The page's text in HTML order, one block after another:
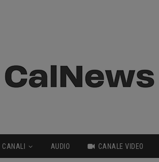
CANALI AUDIO CANALE VIDEO